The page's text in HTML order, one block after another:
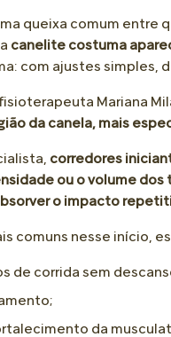
queixa comum entre
canelite costuma
com ajustes simples,
Mariana
da canela, mais
corredores
ou o volume
o impacto
comuns nesse início,
de corrida sem
da